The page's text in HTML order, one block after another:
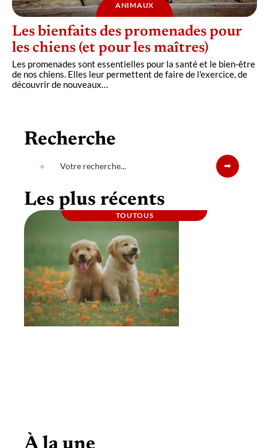
ANIMAUX
Les bienfaits des promenades pour
les chiens (et pour les maîtres)
Les promenades sont essentielles pour la santé et le bien-être
de nos chiens. Elles leur permettent de faire de l'exercice, de
découvrir de nouveaux…
Recherche
Les plus récents
TOUTOUS